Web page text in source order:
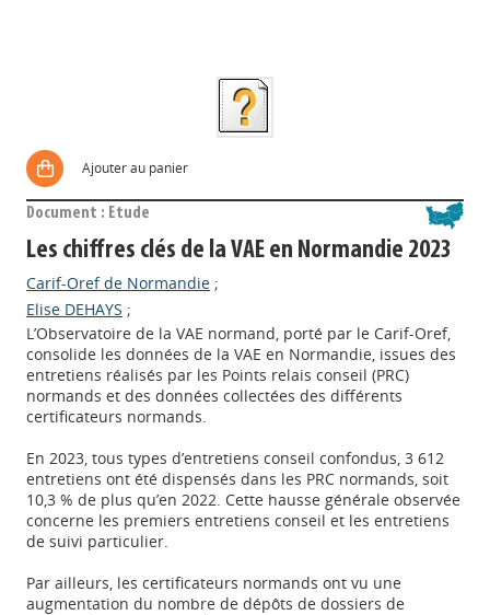
Ajouter au panier
Document : Etude
Les chiffres clés de la VAE en Normandie 2023
Carif-Oref de Normandie ;
Elise DEHAYS ;
L’Observatoire de la VAE normand, porté par le Carif-Oref,
consolide les données de la VAE en Normandie, issues des
entretiens réalisés par les Points relais conseil (PRC)
normands et des données collectées des différents
certificateurs normands.
En 2023, tous types d’entretiens conseil confondus, 3 612
entretiens ont été dispensés dans les PRC normands, soit
10,3 % de plus qu’en 2022. Cette hausse générale observée
concerne les premiers entretiens conseil et les entretiens
de suivi particulier.
Par ailleurs, les certificateurs normands ont vu une
augmentation du nombre de dépôts de dossiers de